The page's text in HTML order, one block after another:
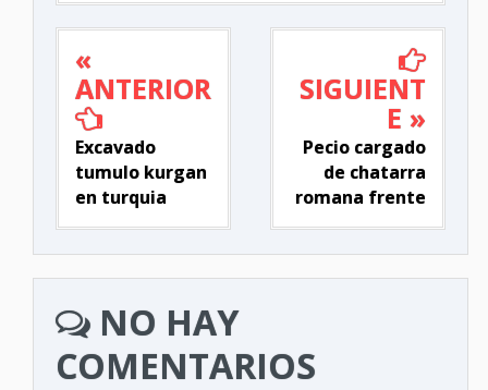
«
ANTERIOR
Excavado
tumulo kurgan
en turquia
SIGUIENT
E »
Pecio cargado
de chatarra
romana frente
NO HAY
COMENTARIOS